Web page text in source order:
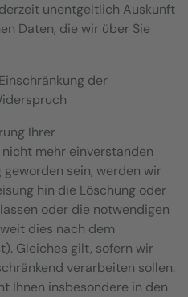
unentgeltlich Auskunft
Daten, die wir über Sie
der
Ihrer
mehr einverstanden
sein, werden wir
hin die Löschung oder
oder die notwendigen
dies nach dem
Gleiches gilt, sofern wir
verarbeiten sollen.
Ihnen insbesondere in den